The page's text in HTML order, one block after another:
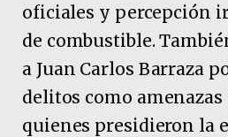
oficiales y percepción
de combustible.
a Juan Carlos Barraza
delitos como amenazas
quienes presidieron la